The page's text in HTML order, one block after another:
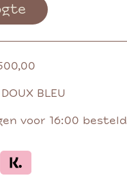
BLEU
voor 16:00 besteld